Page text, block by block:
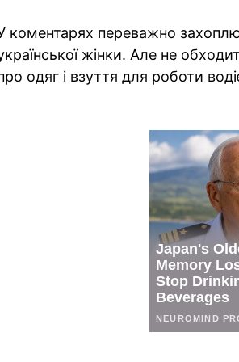
коментарях переважно
жінки. Але не
одяг і взуття для роботи